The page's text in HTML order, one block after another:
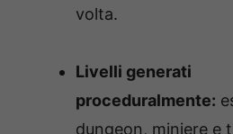
volta.
Livelli generati
proceduralmente:
dungeon, miniere e